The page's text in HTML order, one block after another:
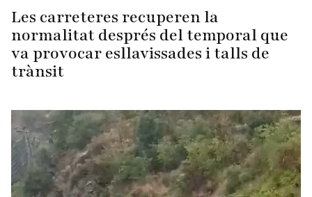
Les carreteres recuperen la
normalitat després del temporal que
va provocar esllavissades i talls de
trànsit